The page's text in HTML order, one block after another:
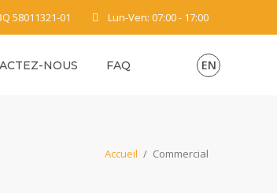
58011321-01 Lun-Ven: 07:00 - 17:00
NOUS FAQ EN
Accueil / Commercial